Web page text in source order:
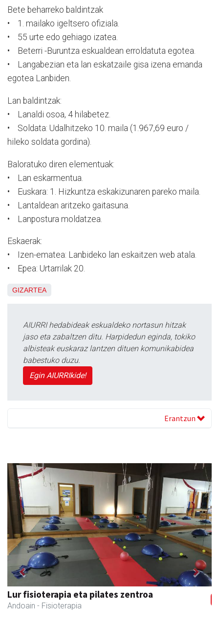
Bete beharreko baldintzak
• 1. mailako igeltsero ofiziala.
• 55 urte edo gehiago izatea.
• Beterri -Buruntza eskualdean erroldatuta egotea.
• Langabezian eta lan eskatzaile gisa izena emanda
egotea Lanbiden.
Lan baldintzak:
• Lanaldi osoa, 4 hilabetez.
• Soldata: Udalhitzeko 10. maila (1.967,69 euro /
hileko soldata gordina).
Baloratuko diren elementuak:
• Lan eskarmentua.
• Euskara: 1. Hizkuntza eskakizunaren pareko maila.
• Lantaldean aritzeko gaitasuna.
• Lanpostura moldatzea.
Eskaerak:
• Izen-ematea: Lanbideko lan eskaitzen web atala.
• Epea: Urtarrilak 20.
GIZARTEA
AIURRI hedabideak eskualdeko nortasun hitzak
jaso eta zabaltzen ditu. Harpidedun eginda, tokiko
albisteak euskaraz lantzen dituen komunikabidea
babestuko duzu.
Egin AIURRIkide!
Erantzun
Lur fisioterapia eta pilates zentroa
Andoain - Fisioterapia
Previous Next